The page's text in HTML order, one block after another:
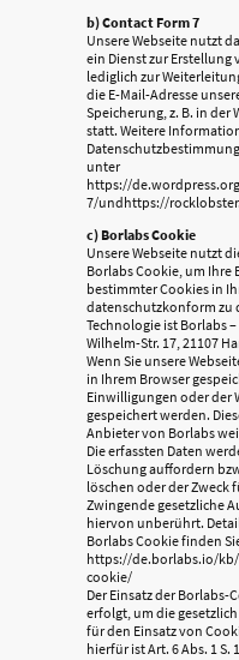
b) Contact Form 7
Unsere Webseite nutzt
ein Dienst zur
lediglich zur
die E-Mail-Adresse
Speicherung, z. B. in
statt. Weitere
unter
https://
7/undhttps://
c) Borlabs Cookie
Unsere Webseite nutzt
Borlabs Cookie, um
bestimmter Cookies in
datenschutzkonform zu
Technologie ist Borlabs
Wilhelm-Str. 17, 21107
Wenn Sie unsere
in Ihrem Browser
Einwilligungen oder der
gespeichert werden.
Anbieter von Borlabs
Die erfassten Daten
Löschung auffordern
löschen oder der Zweck
Zwingende gesetzliche
hiervon unberührt.
Borlabs Cookie finden
https://de.borlabs.io/
cookie/
Der Einsatz der
erfolgt, um die
für den Einsatz von
hierfür ist Art. 6 Abs. 1 S.